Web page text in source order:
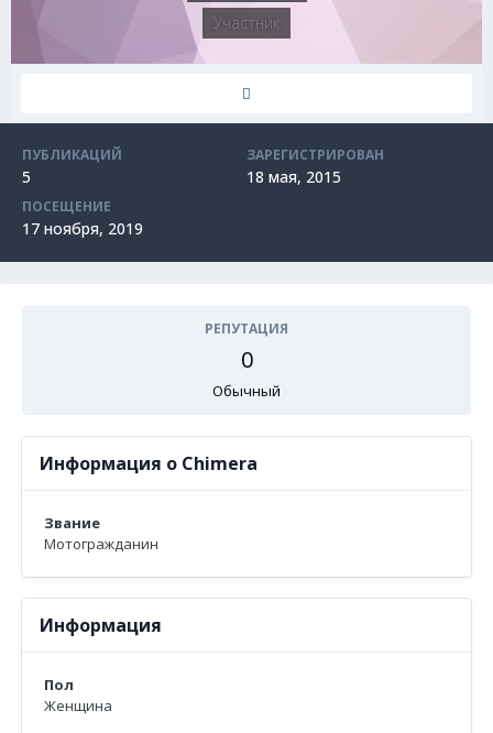
Участник
ПУБЛИКАЦИЙ
5
ЗАРЕГИСТРИРОВАН
18 мая, 2015
ПОСЕЩЕНИЕ
17 ноября, 2019
РЕПУТАЦИЯ
0
Обычный
Информация о Chimera
Звание
Мотогражданин
Информация
Пол
Женщина